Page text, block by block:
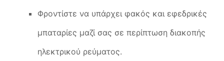
Φροντίστε να υπάρχει φακός και εφεδρικές
μπαταρίες μαζί σας σε περίπτωση διακοπής
ηλεκτρικού ρεύματος.